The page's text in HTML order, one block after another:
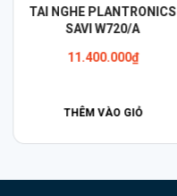
TAI NGHE PLANTRONICS
SAVI W720/A
11.400.000₫
THÊM VÀO GIỎ